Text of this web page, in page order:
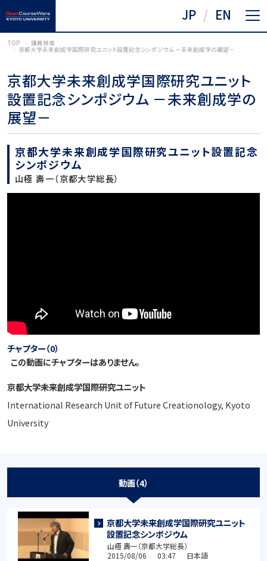
JP EN
TOP 講義検索
京都大学未来創成学国際研究ユニット設置記念シンポジウム －未来創成学の展望－
京都大学未来創成学国際研究ユニット
設置記念シンポジウム －未来創成学の
展望－
京都大学未来創成学国際研究ユニット設置記念
シンポジウム
山極 壽一（京都大学総長）
チャプター（0）
この動画にチャプターはありません。
京都大学未来創成学国際研究ユニット
International Research Unit of Future Creationology, Kyoto
University
動画（4）
京都大学未来創成学国際研究ユニット
設置記念シンポジウム
山極 壽一（京都大学総長）
2015/08/06 03:47 日本語